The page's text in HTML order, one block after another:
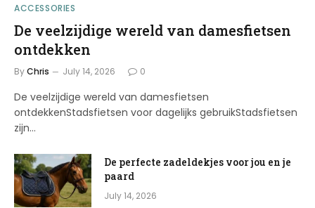
ACCESSORIES
De veelzijdige wereld van damesfietsen
ontdekken
ByChris July 14, 2026 0
De veelzijdige wereld van damesfietsen
ontdekkenStadsfietsen voor dagelijks gebruikStadsfietsen
zijn…
De perfecte zadeldekjes voor jou en je
paard
July 14, 2026